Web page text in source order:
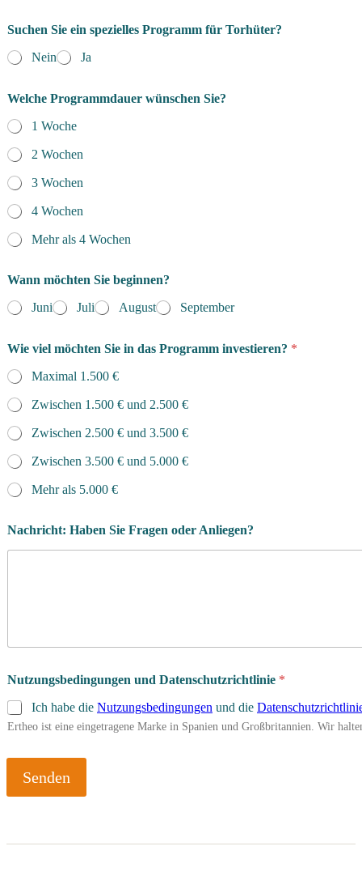
m
e
Suchen Sie ein spezielles Programm für Torhüter?
Nein
Ja
Welche Programmdauer wünschen Sie?
1 Woche
2 Wochen
3 Wochen
4 Wochen
Mehr als 4 Wochen
Wann möchten Sie beginnen?
Juni
Juli August September
Wie viel möchten Sie in das Programm investieren? *
Maximal 1.500 €
Zwischen 1.500 € und 2.500 €
Zwischen 2.500 € und 3.500 €
Zwischen 3.500 € und 5.000 €
Mehr als 5.000 €
Nachricht: Haben Sie Fragen oder Anliegen?
Nutzungsbedingungen und Datenschutzrichtlinie *
Ich habe die Nutzungsbedingungen und die
Ertheo ist eine eingetragene Marke in Spanien und Großbritannien. Wir
Senden